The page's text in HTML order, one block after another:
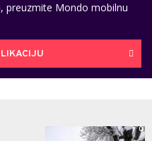
preuzmite Mondo mobilnu
0